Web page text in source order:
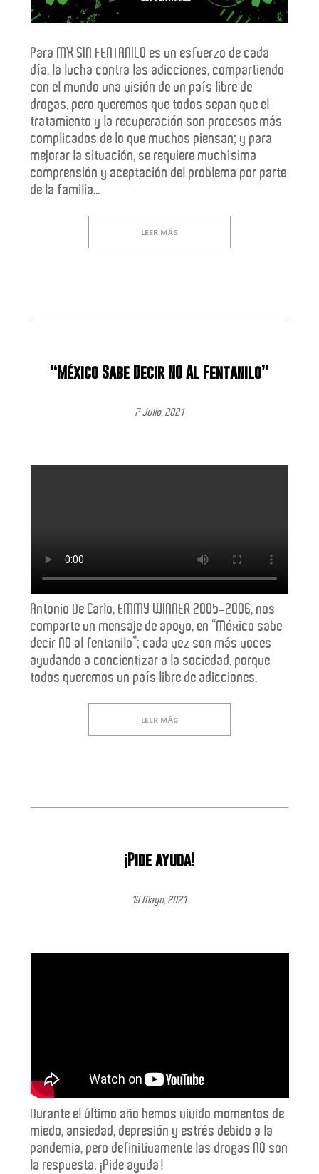
Para MX SIN FENTANILO es un esfuerzo de cada
día, la lucha contra las adicciones, compartiendo
con el mundo una visión de un país libre de
drogas, pero queremos que todos sepan que el
tratamiento y la recuperación son procesos más
complicados de lo que muchos piensan; y para
mejorar la situación, se requiere muchísima
comprensión y aceptación del problema por parte
de la familia…
LEER MÁS
“México Sabe Decir NO Al Fentanilo”
7 Julio, 2021
Antonio De Carlo, EMMY WINNER 2005-2006, nos
comparte un mensaje de apoyo, en “México sabe
decir NO al fentanilo”; cada vez son más voces
ayudando a concientizar a la sociedad, porque
todos queremos un país libre de adicciones.
LEER MÁS
¡Pide ayuda!
19 Mayo, 2021
Durante el último año hemos vivido momentos de
miedo, ansiedad, depresión y estrés debido a la
pandemia, pero definitivamente las drogas NO son
la respuesta. ¡Pide ayuda!